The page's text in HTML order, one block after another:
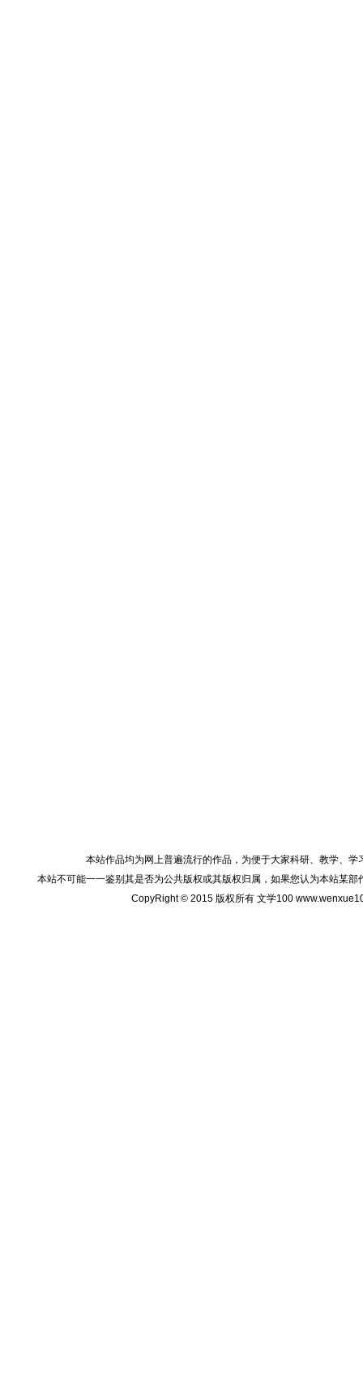
本站作品均为网上普遍流行的作品，为便于大家科研、教学、
本站不可能一一鉴别其是否为公共版权或其版权归属，如果您认为本站某
CopyRight © 2015 版权所有 文学100